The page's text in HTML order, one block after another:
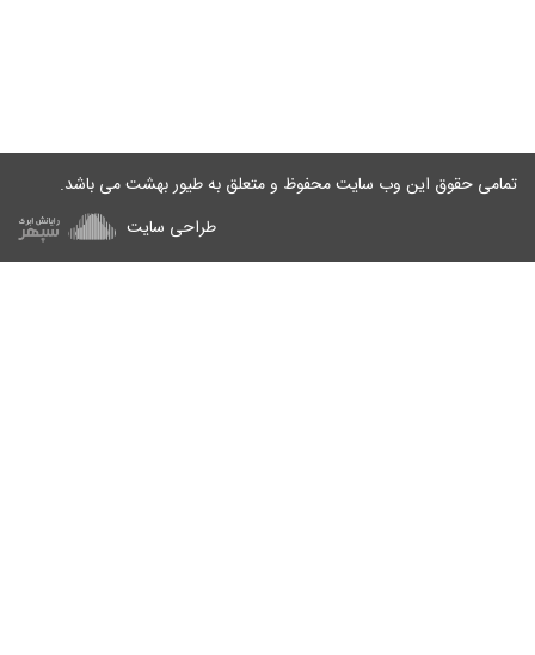
تمامی حقوق این وب سایت محفوظ و متعلق بهطیور بهشتمی باشد.
طراحی سایت